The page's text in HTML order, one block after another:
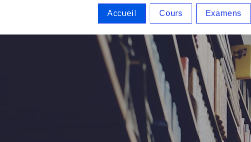
Accueil Cours Examens